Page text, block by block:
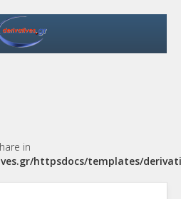
in
httpsdocs/templates/